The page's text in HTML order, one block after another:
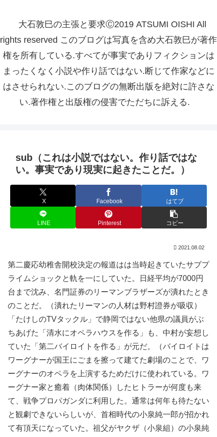
大石敦巳の主張と要求Ⓒ2019 ATSUMI OISHI All
rights reserved このブログは写真を含め大石敦巳が著作
権を所有している.すべてが事実でありフィクションは
まったくなく小説や作り話ではない.断じて作家などに
はさせられない.このブログの無断出版を絶対に許さな
い.著作権と出版権の侵害でただちに訴える.
sub（これは小説ではない。作り話ではな
い。事実であり現実に起きたことだ。）
X Facebook はてブ
LINE Pinterest コピー
2021.08.02
第二慶応幼稚舎開校決定の報道はは当時起きていたサブプ
ライムショックと軌を一にしていた。日経平均が7000円
台まで沈み、名門証券のリーマンブラザーズが潰れたとき
のことだ。（潰れたリーマンの人材は野村證券が吸収）
「たけしのTVタックル」で静岡ではない他県の議員がぶ
ちあげた「清水にオペラハウスを作る」も、中村が妄想し
ていた「第二バイロイトを作る」が元だ。（バイロイトは
ワーグナーが国王にごまを擦って建てた劇場のことで、ワ
ーグナーのオペラを上演するためだけに使われている。ワ
ーグナー家と癒着（肉体関係）したヒトラーが何度も来
て、戦争プロパガンダに利用した。通常は何年も待たない
と観劇できないらしいが、首相時代の小泉純一郎が招かれ
て有頂天になっていた。祖父がヤクザ（小泉組）の小泉純